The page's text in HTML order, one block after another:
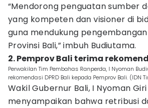
“Mendorong penguatan sumber
yang kompeten dan visioner di
guna mendukung
Provinsi Bali,” imbuh Budiutama.
2. Pemprov Bali terima
Perwakilan Tim Pembahas Ranperda, I Nyoman
rekomendasi DPRD Bali kepada Pemprov Bali. (IDN
Wakil Gubernur Bali, I Nyoman
menyampaikan bahwa retribusi